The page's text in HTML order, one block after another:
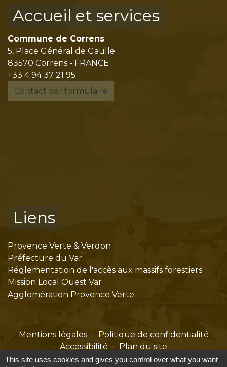
Accueil et services
Commune de Correns
5, Place Général de Gaulle
83570 Correns - FRANCE
+33 4 94 37 21 95
Contact par formulaire
Liens
Provence Verte & Verdon
Préfecture du Var
Réglementation de l'accès aux massifs forestiers
Mission Local Ouest Var
Agglomération Provence Verte
Mentions légales -
Politique de confidentialité
- Accessibilité - Plan du site -
Gestion des cookies
This site uses cookies and gives you control over what you want